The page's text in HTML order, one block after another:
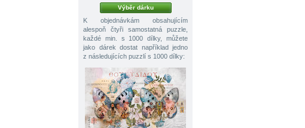
Výběr dárku
K objednávkám obsahujícím
alespoň čtyři samostatná puzzle,
každé min. s 1000 dílky, můžete
jako dárek dostat například jedno
z následujících puzzlí s 1000 dílky: